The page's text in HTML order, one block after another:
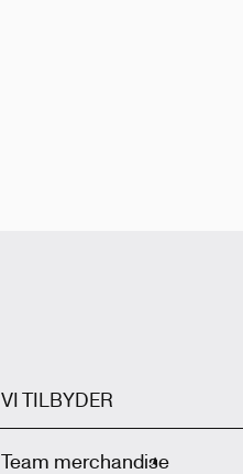
VI TILBYDER
Team merchandise